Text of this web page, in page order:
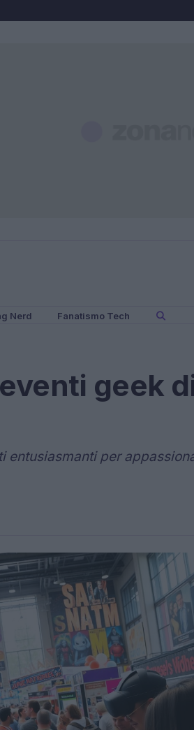
Nerd Fanatismo Tech
geek
entusiasmanti per